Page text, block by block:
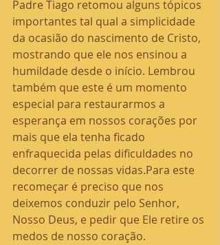
Padre Tiago retomou alguns tópicos
importantes tal qual a simplicidade
da ocasião do nascimento de Cristo,
mostrando que ele nos ensinou a
humildade desde o início. Lembrou
também que este é um momento
especial para restaurarmos a
esperança em nossos corações por
mais que ela tenha ficado
enfraquecida pelas dificuldades no
decorrer de nossas vidas.Para este
recomeçar é preciso que nos
deixemos conduzir pelo Senhor,
Nosso Deus, e pedir que Ele retire os
medos de nosso coração.